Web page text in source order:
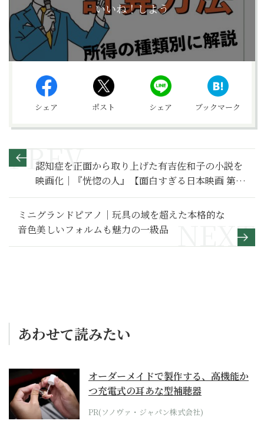
いいね！しよう
シェア ポスト シェア ブックマーク
認知症を正面から取り上げた有吉佐和子の小説を
映画化｜『恍惚の人』【面白すぎる日本映画 第68
回】
ミニグランドピアノ｜玩具の域を超えた本格的な
音色美しいフォルムも魅力の一級品
あわせて読みたい
オーダーメイドで製作する、高機能か
つ充電式の耳あな型補聴器
PR(ソノヴァ・ジャパン株式会社)